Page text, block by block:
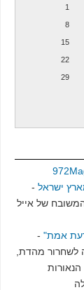
1
8
15
22
29
ישראל -
של אייל
אמת" -
לשחרור מהדת,
הנאורות